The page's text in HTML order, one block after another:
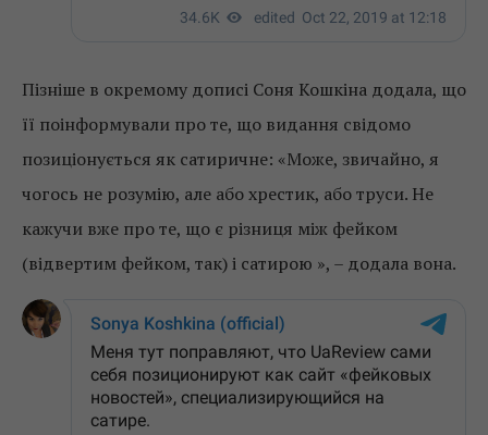
Пізніше в окремому дописі Соня Кошкіна додала, що
її поінформували про те, що видання свідомо
позиціонується як сатиричне: «Може, звичайно, я
чогось не розумію, але або хрестик, або труси. Не
кажучи вже про те, що є різниця між фейком
(відвертим фейком, так) і сатирою », – додала вона.